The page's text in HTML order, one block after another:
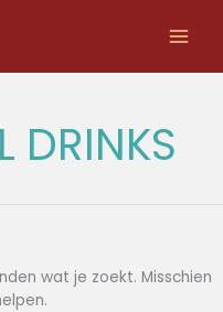
DRINKS
wat je zoekt. Misschien